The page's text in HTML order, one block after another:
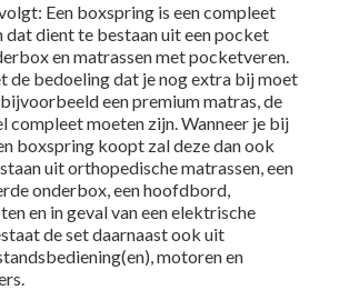
Een boxspring is een compleet
dat dient te bestaan uit een pocket
en matrassen met pocketveren.
de bedoeling dat je nog extra bij moet
een premium matras, de
compleet moeten zijn. Wanneer je bij
boxspring koopt zal deze dan ook
uit orthopedische matrassen, een
onderbox, een hoofdbord,
en in geval van een elektrische
de set daarnaast ook uit
motoren en